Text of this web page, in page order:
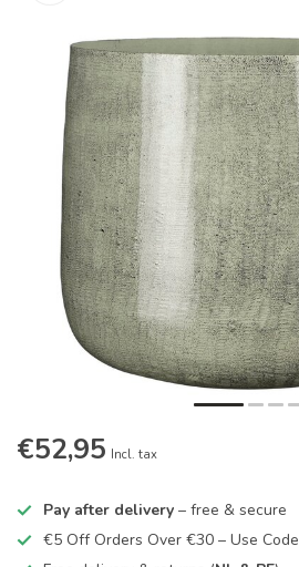
€52,95 Incl. tax
Pay after delivery – free & secure
€5 Off Orders Over €30 – Use Code